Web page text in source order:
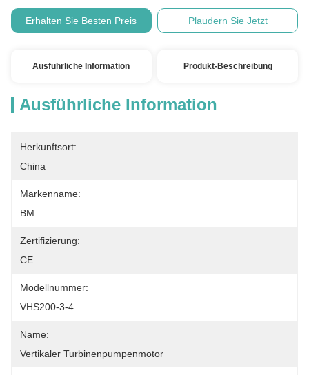
Erhalten Sie Besten Preis Plaudern Sie Jetzt
Ausführliche Information Produkt-Beschreibung
Ausführliche Information
Herkunftsort:
China
Markenname:
BM
Zertifizierung:
CE
Modellnummer:
VHS200-3-4
Name:
Vertikaler Turbinenpumpenmotor